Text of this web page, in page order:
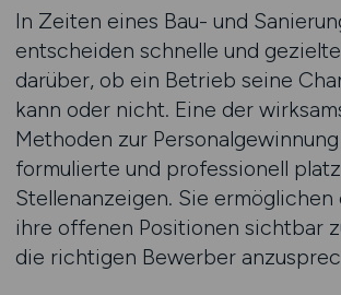
In Zeiten eines Bau- und
entscheiden schnelle und
darüber, ob ein Betrieb seine
kann oder nicht. Eine der
Methoden zur
formulierte und professionell
Stellenanzeigen. Sie ermöglichen
ihre offenen Positionen sichtbar
die richtigen Bewerber